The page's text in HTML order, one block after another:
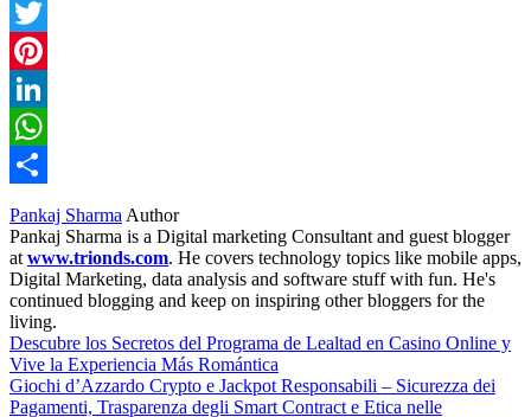
Facebook
Twitter
Pinterest
LinkedIn
WhatsApp
Pankaj Sharma Author
Pankaj Sharma is a Digital marketing Consultant and guest blogger
at www.trionds.com. He covers technology topics like mobile apps,
Digital Marketing, data analysis and software stuff with fun. He's
continued blogging and keep on inspiring other bloggers for the
living.
Descubre los Secretos del Programa de Lealtad en Casino Online y
Vive la Experiencia Más Romántica
Giochi d’Azzardo Crypto e Jackpot Responsabili – Sicurezza dei
Pagamenti, Trasparenza degli Smart Contract e Etica nelle